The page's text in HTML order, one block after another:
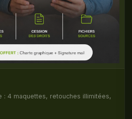
: 4 maquettes, retouches illimitées,